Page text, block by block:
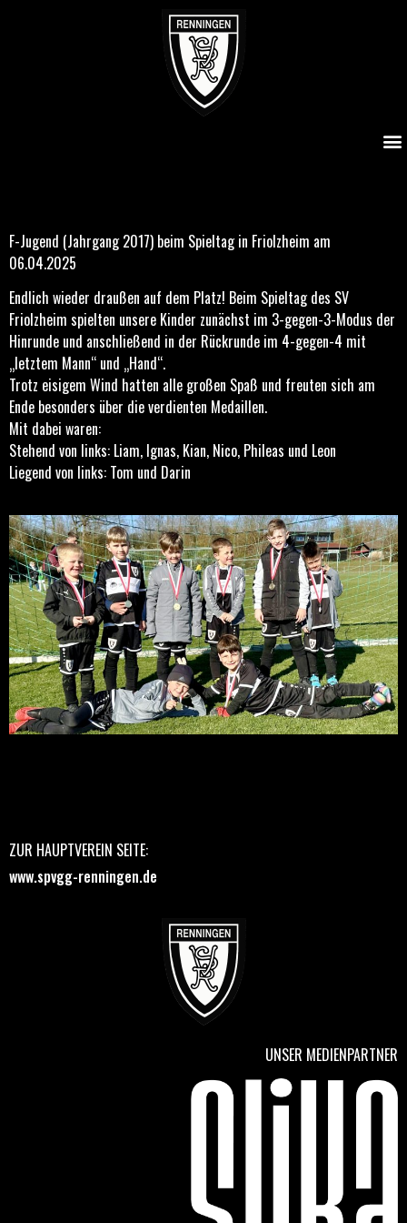
F-Jugend (Jahrgang 2017) beim Spieltag in Friolzheim am
06.04.2025
Endlich wieder draußen auf dem Platz! Beim Spieltag des SV
Friolzheim spielten unsere Kinder zunächst im 3-gegen-3-Modus der
Hinrunde und anschließend in der Rückrunde im 4-gegen-4 mit
„letztem Mann“ und „Hand“.
Trotz eisigem Wind hatten alle großen Spaß und freuten sich am
Ende besonders über die verdienten Medaillen.
Mit dabei waren:
Stehend von links: Liam, Ignas, Kian, Nico, Phileas und Leon
Liegend von links: Tom und Darin
ZUR HAUPTVEREIN SEITE:
www.spvgg-renningen.de
UNSER MEDIENPARTNER